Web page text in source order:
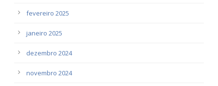
fevereiro 2025
janeiro 2025
dezembro 2024
novembro 2024